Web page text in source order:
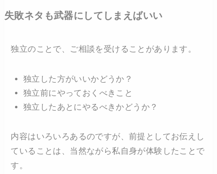
失敗ネタも武器にしてしまえばいい
独立のことで、ご相談を受けることがあります。
独立した方がいいかどうか？
独立前にやっておくべきこと
独立したあとにやるべきかどうか？
内容はいろいろあるのですが、前提としてお伝えし
ていることは、当然ながら私自身が体験したことで
す。